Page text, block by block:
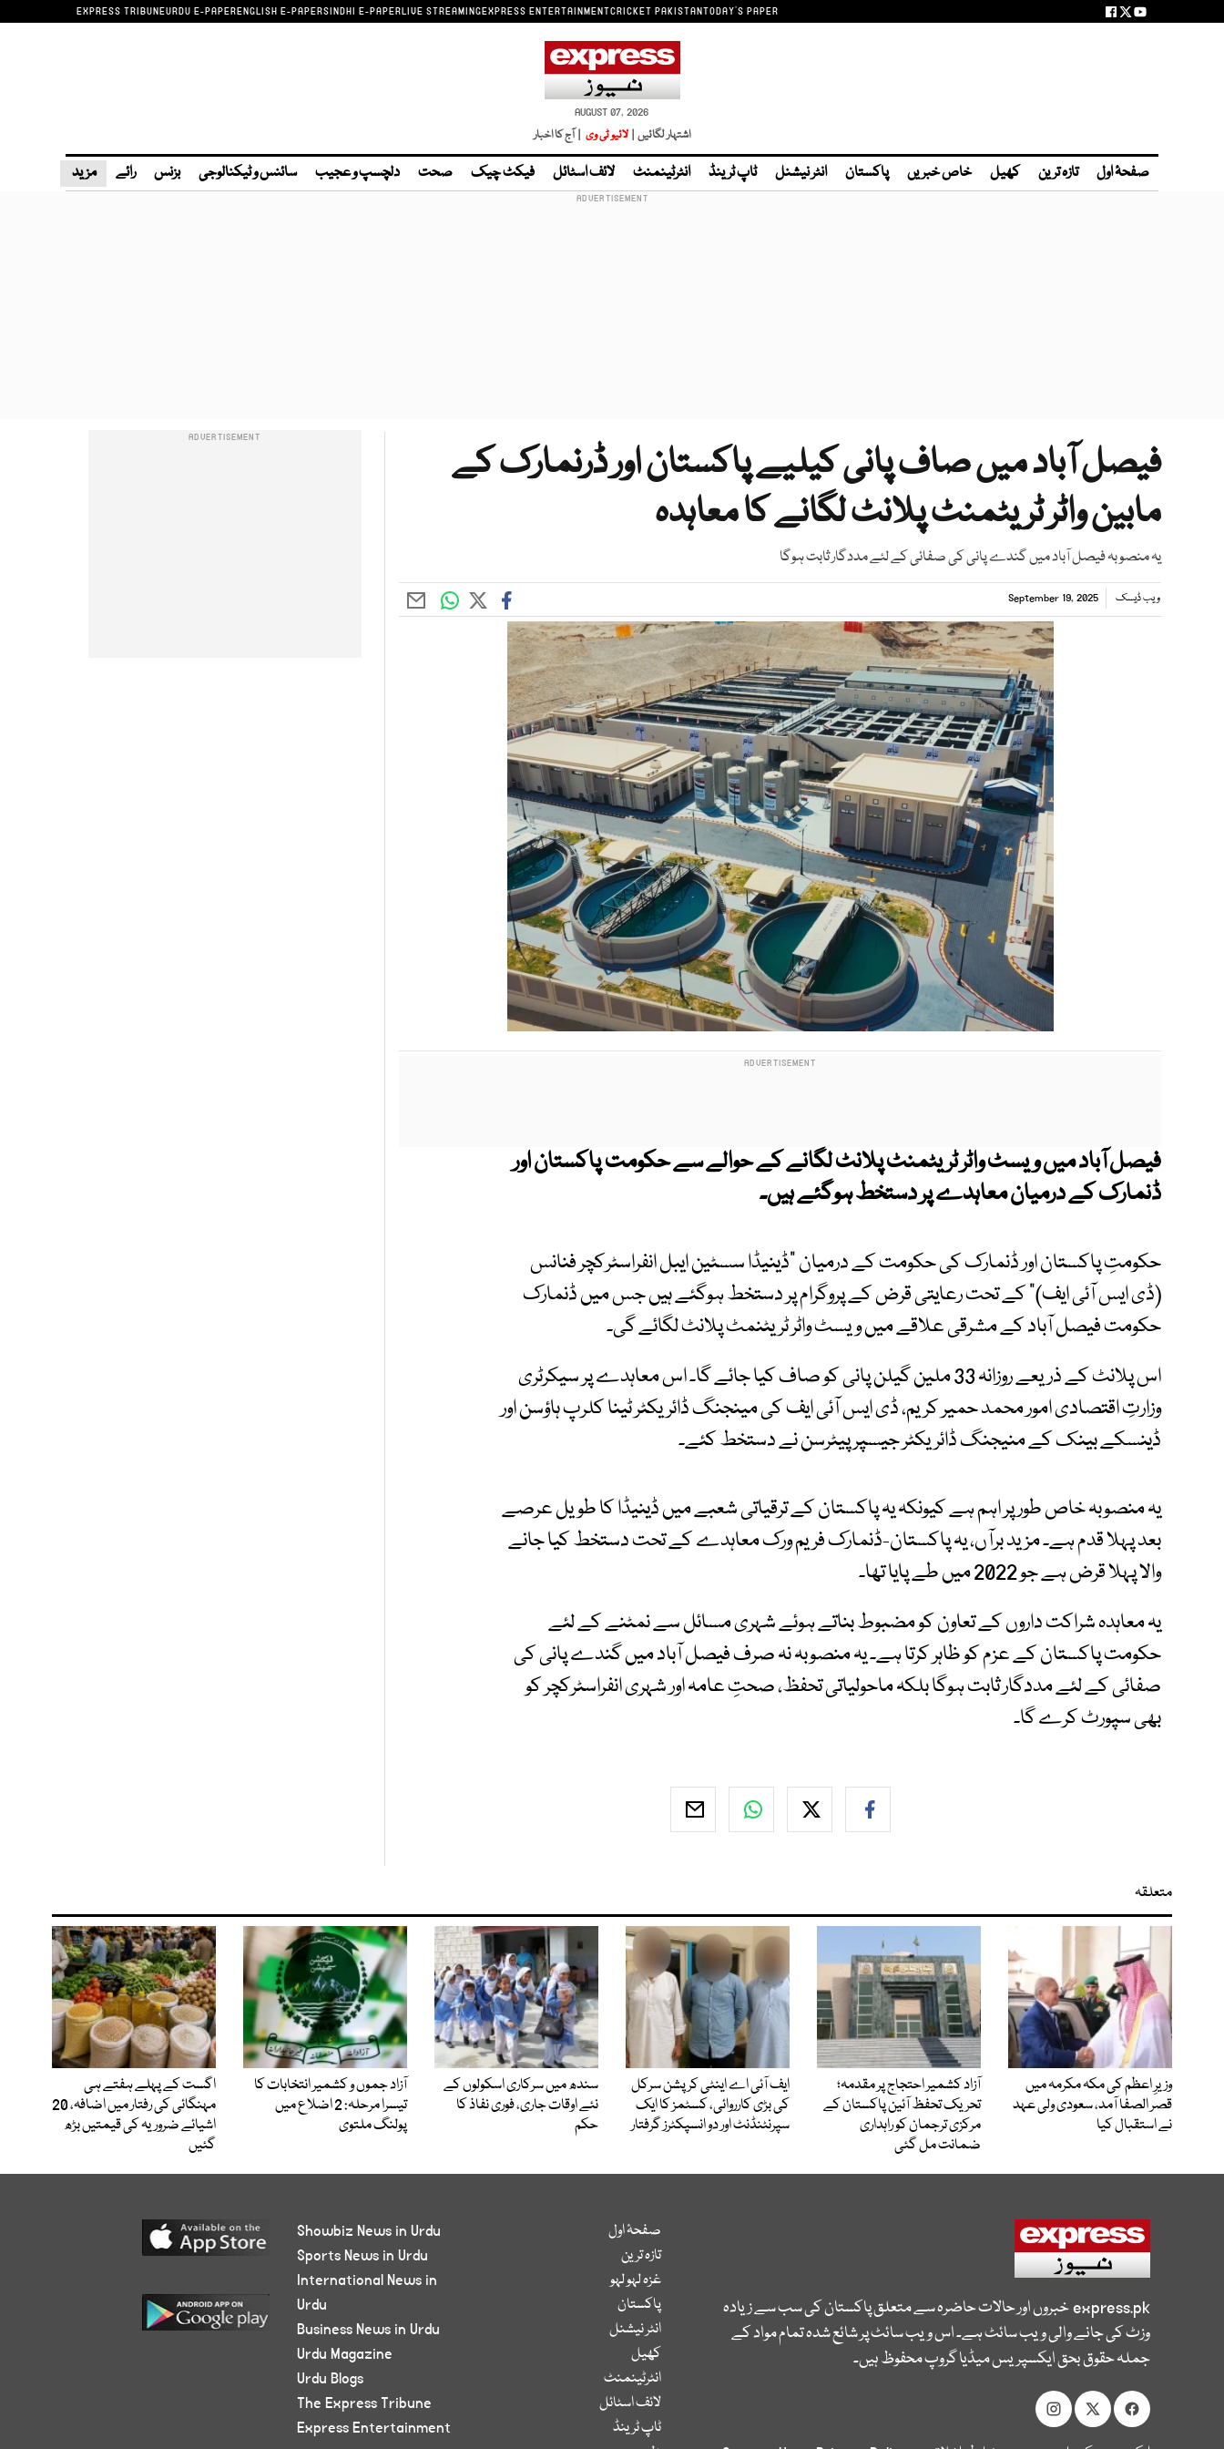
EXPRESS TRIBUNEURDU E-PAPERENGLISH E-PAPERSINDHI E-PAPERLIVE STREAMINGEXPRESS ENTERTAINMENTCRICKET PAKISTANTODAY'S PAPER
AUGUST 07, 2026
اشتہار لگائیں | لائیو ٹی وی | آج کا اخبار
صفحۂ اول تازہ ترین کھیل خاص خبریں پاکستان انٹر نیشنل ٹاپ ٹرینڈ انٹرٹینمنٹ لائف اسٹائل فیکٹ چیک صحت دلچسپ و عجیب سائنس و ٹیکنالوجی بزنس رائے مزید
فیصل آباد میں صاف پانی کیلیے پاکستان اور ڈرنمارک کے
مابین واٹر ٹریٹمنٹ پلانٹ لگانے کا معاہدہ
یہ منصوبہ فیصل آباد میں گندے پانی کی صفائی کے لئے مددگار ثابت ہوگا
ویب ڈیسک September 19, 2025
فیصل آباد میں ویسٹ واٹر ٹریٹمنٹ پلانٹ لگانے کے حوالے سے حکومت پاکستان اور
ڈنمارک کے درمیان معاہدے پر دستخط ہوگئے ہیں۔
حکومتِ پاکستان اور ڈنمارک کی حکومت کے درمیان "ڈینیڈا سسٹین ایبل انفراسٹرکچر فنانس
(ڈی ایس آئی ایف)" کے تحت رعایتی قرض کے پروگرام پر دستخط ہوگئے ہیں جس میں ڈنمارک
حکومت فیصل آباد کے مشرقی علاقے میں ویسٹ واٹر ٹریٹنمٹ پلانٹ لگائے گی۔
اس پلانٹ کے ذریعے روزانہ 33 ملین گیلن پانی کو صاف کیا جائے گا۔ اس معاہدے پر سیکرٹری
وزارتِ اقتصادی امور محمد حمیر کریم، ڈی ایس آئی ایف کی مینجنگ ڈائریکٹر ٹینا کلرپ ہاؤسن اور
ڈینسکے بینک کے منیجنگ ڈائریکٹر جیسپرپیٹرسن نے دستخط کئے۔
یہ منصوبہ خاص طور پر اہم ہے کیونکہ یہ پاکستان کے ترقیاتی شعبے میں ڈینیڈا کا طویل عرصے
بعد پہلا قدم ہے۔ مزید برآں، یہ پاکستان-ڈنمارک فریم ورک معاہدے کے تحت دستخط کیا جانے
والا پہلا قرض ہے جو 2022 میں طے پایا تھا۔
یہ معاہدہ شراکت داروں کے تعاون کو مضبوط بناتے ہوئے شہری مسائل سے نمٹنے کے لئے
حکومت پاکستان کے عزم کو ظاہر کرتا ہے۔ یہ منصوبہ نہ صرف فیصل آباد میں گندے پانی کی
صفائی کے لئے مددگار ثابت ہوگا بلکہ ماحولیاتی تحفظ، صحتِ عامہ اور شہری انفراسٹرکچر کو
بھی سپورٹ کرے گا۔
متعلقہ
وزیرِ اعظم کی مکہ مکرمہ میں
قصر الصفا آمد، سعودی ولی عہد
نے استقبال کیا
آزاد کشمیر احتجاج پر مقدمہ؛
تحریک تحفظ آئین پاکستان کے
مرکزی ترجمان کو راہداری
ضمانت مل گئی
ایف آئی اے اینٹی کرپشن سرکل
کی بڑی کارروائی، کسٹمز کا ایک
سپرنٹنڈنٹ اور دو انسپکٹرز گرفتار
سندھ میں سرکاری اسکولوں کے
نئے اوقات جاری، فوری نفاذ کا
حکم
آزاد جموں و کشمیر انتخابات کا
تیسرا مرحلہ: 2 اضلاع میں
پولنگ ملتوی
اگست کے پہلے ہفتے ہی
مہنگائی کی رفتار میں اضافہ، 20
اشیائے ضروریہ کی قیمتیں بڑھ
گئیں
express.pkخبروں اور حالات حاضرہ سے متعلق پاکستان کی سب سے زیادہ
وزٹ کی جانے والی ویب سائٹ ہے۔ اس ویب سائٹ پر شائع شدہ تمام مواد کے
جملہ حقوق بحق ایکسپریس میڈیا گروپ محفوظ ہیں۔
صفحۂ اول
تازہ ترین
غزہ لہو لہو
پاکستان
انٹر نیشنل
کھیل
انٹرٹینمنٹ
لائف اسٹائل
ٹاپ ٹرینڈ
Showbiz News in Urdu
Sports News in Urdu
International News in
Urdu
Business News in Urdu
Urdu Magazine
Urdu Blogs
The Express Tribune
Express Entertainment